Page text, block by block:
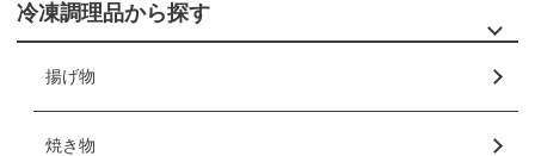
冷凍調理品から探す
揚げ物
焼き物